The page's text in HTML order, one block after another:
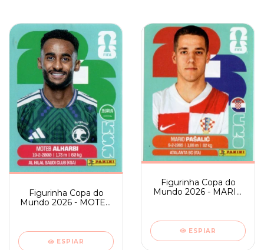
Figurinha Copa do
Mundo 2026 - MOTEB
ESPIAR
Figurinha Copa do
Mundo 2026 - MARIO
ESPIAR